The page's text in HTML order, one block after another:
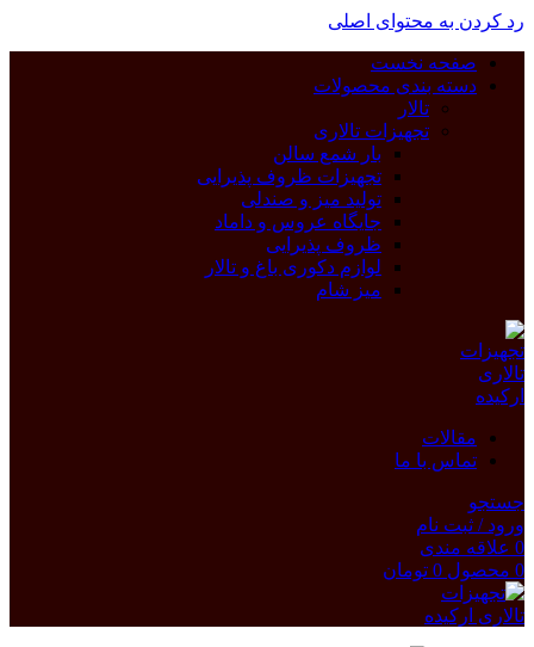
رد کردن به محتوای اصلی
صفحه نخست
دسته بندی محصولات
تالار
تجهیزات تالاری
بار شمع سالن
تجهیزات ظروف پذیرایی
تولید میز و صندلی
جایگاه عروس و داماد
ظروف پذیرایی
لوازم دکوری باغ و تالار
میز شام
مقالات
تماس با ما
جستجو
ورود / ثبت نام
0 علاقه مندی
0 محصول 0 تومان